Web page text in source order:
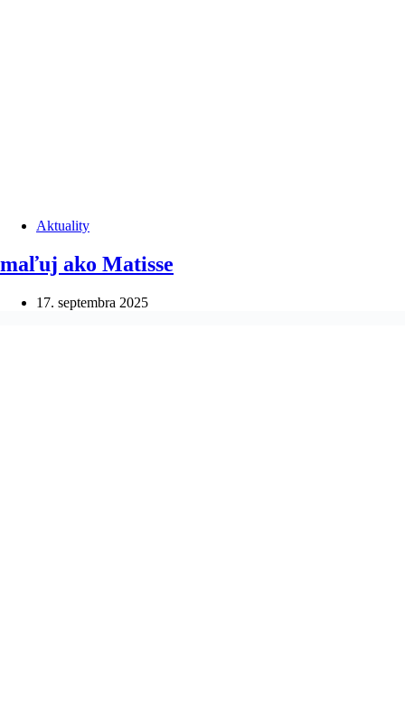
Aktuality
maľuj ako Matisse
17. septembra 2025